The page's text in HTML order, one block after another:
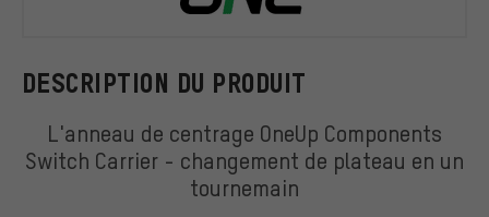
DESCRIPTION DU PRODUIT
L'anneau de centrage OneUp Components
Switch Carrier - changement de plateau en un
tournemain